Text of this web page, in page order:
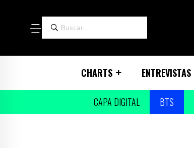
CHARTS ENTREVISTAS
CAPA DIGITAL BTS